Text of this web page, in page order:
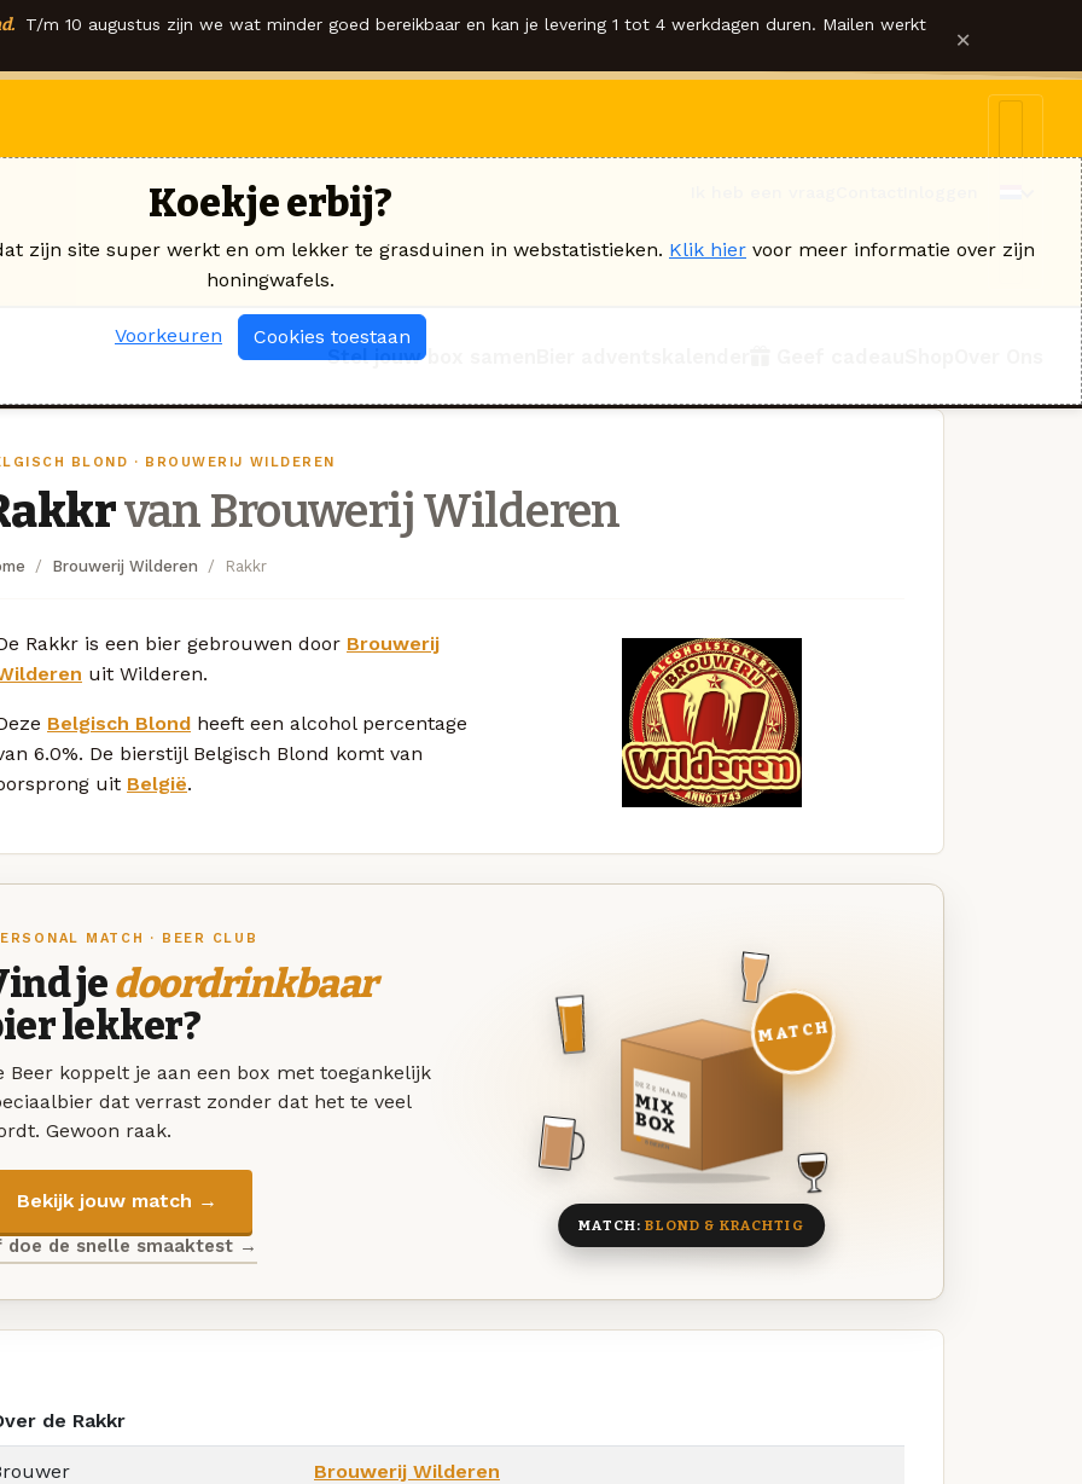
T/m 10 augustus zijn we wat minder goed bereikbaar en kan je levering 1 tot 4 werkdagen duren. Mailen werkt ×
Stel jouw box samen
BLOND · BROUWERIJ WILDEREN
van Brouwerij Wilderen
Brouwerij Wilderen Rakkr
Rakkr is een bier gebrouwen door Brouwerij
uit Wilderen.
Belgisch Blond heeft een alcohol percentage
6.0%. De bierstijl Belgisch Blond komt van
uit België.
MATCH · BEER CLUB
jedoordrinkbaar
lekker?
Beer koppelt je aan een box met toegankelijk
dat verrast zonder dat het te veel
Gewoon raak.
Bekijk jouw match →
doe de snelle smaaktest →
DEZE MAAND
MIX
BOX
8 BIEREN
MATCH
MATCH:BLOND & KRACHTIG
de Rakkr
Brouwerij Wilderen
Koekje erbij?
zijn site super werkt en om lekker te grasduinen in webstatistieken. Klik hier voor meer informatie over zijn
honingwafels.
Voorkeuren Cookies toestaan